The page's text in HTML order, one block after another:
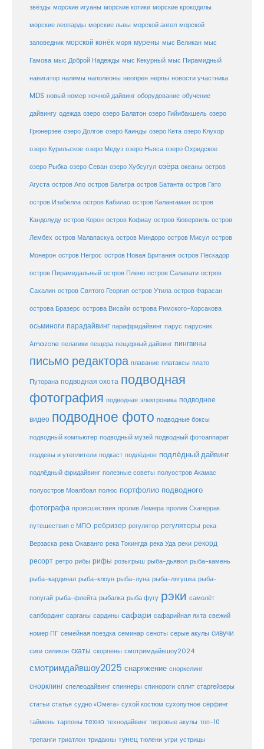
звёзды морские игуаны морские котики морские крокодилы
морские леопарды морские львы морской ангел морской
заповедник морской конёк моря мурены мыс Великан мыс
Гамова мыс Доброй Надежды мыс Кекурный мыс Пирамидный
навигатор налимы наполеоны неопрен нерпы новости участника
MDS новый номер ночной дайвинг оборудование обучение
дайвингу одежда озеро озеро Балатон озеро Гийибакшель озеро
Грюнерзее озеро Долгое озеро Каинды озеро Кета озеро Клухор
озеро Курильское озеро Медуз озеро Ньяса озеро Охридское
озеро Рыбка озеро Севан озеро Хубсугул озёра океаны остров
Агуста остров Апо остров Бальтра остров Батанта остров Гато
остров Изабелла остров Кабилао остров Калангаман остров
Кандолуду остров Корон остров Кофиау остров Кювервиль остров
Лембех остров Малапаскуа остров Миндоро остров Мисул остров
Монерон остров Негрос остров Новая Британия остров Пескадор
остров Пирамидальный остров Плено остров Салавати остров
Сахалин остров Святого Георгия остров Утила остров Фарасан
острова Бразерс острова Висайи острова Римского-Корсакова
осьминоги парадайвинг парафридайвинг парус парусник
Amazone пелагики пещера пещерный дайвинг пингвины
письмо редактора плавание платаксы плато
Путорана подводная охота подводная
фотография подводная электроника подводное
видео подводное фото подводные боксы
подводный компьютер подводный музей подводный фотоаппарат
поддевы и утеплители подкаст подлёдное подлёдный дайвинг
подлёдный фридайвинг полезные советы полуостров Акамас
полуостров Моалбоал полюс портфолио подводного
фотографа происшествия пролив Лемера пролив Скагеррак
путешествия с МПО ребризер регулятор регуляторы река
Верзаска река Окаванго река Токингда река Уда реки рекорд
ресорт ретро рибы рифы розыгрыш рыба-дьявол рыба-камень
рыба-кардинал рыба-клоун рыба-луна рыба-лягушка рыба-
попугай рыба-флейта рыбалка рыба фугу рэки самолёт
сапбординг сарганы сардины сафари сафарийная яхта свежий
номер ПГ семейная поездка семинар сеноты серые акулы сивучи
сиги силикон скаты скорпены смотримдайвшоу2024
смотримдайвшоу2025 снаряжение сноркелинг
снорклинг спелеодайвинг спиннеры спинороги сплит старгейзеры
статьи статья судно «Омега» сухой костюм сухопутное сёрфинг
таймень тарпоны техно технодайвинг тигровые акулы топ-10
трепанги триатлон тридакны тунец тюлени угри устрицы